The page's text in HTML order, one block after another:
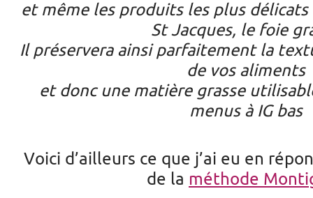
et même les produits les plus
St Jacques, le foie
Il préservera ainsi parfaitement la
de vos aliments
et donc une matière grasse
menus à IG bas
Voici d’ailleurs ce que j’ai eu en
de la méthode